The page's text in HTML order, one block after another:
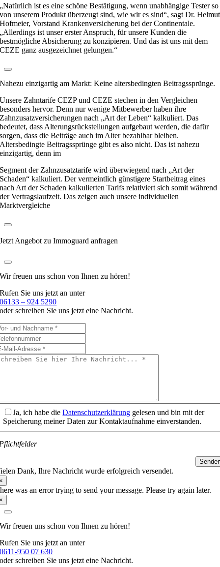
„Natürlich ist es eine schöne Bestätigung, wenn unabhängige Tester so
von unserem Produkt überzeugt sind, wie wir es sind“, sagt Dr. Helmut
Hofmeier, Vorstand Krankenversicherung bei der Continentale.
„Allerdings ist unser erster Anspruch, für unsere Kunden die
bestmögliche Absicherung zu konzipieren. Und das ist uns mit dem
CEZE ganz ausgezeichnet gelungen.“
Nahezu einzigartig am Markt: Keine altersbedingten Beitragssprünge.
Unsere Zahntarife CEZP und CEZE stechen in den Vergleichen
besonders hervor. Denn nur wenige Mitbewerber haben ihre
Zahnzusatzversicherungen nach „Art der Leben“ kalkuliert. Das
bedeutet, dass Alterungsrückstellungen aufgebaut werden, die dafür
sorgen, dass die Beiträge auch im Alter bezahlbar bleiben.
Altersbedingte Beitragssprünge gibt es also nicht. Das ist nahezu
einzigartig, denn im
Segment der Zahnzusatztarife wird überwiegend nach „Art der
Schaden“ kalkuliert. Der vermeintlich günstigere Startbeitrag eines
nach Art der Schaden kalkulierten Tarifs relativiert sich somit während
der Vertragslaufzeit. Das zeigen auch unsere individuellen
Marktvergleiche
Jetzt Angebot zu Immoguard anfragen
Wir freuen uns schonvon Ihnen zu hören!
Rufen Sie uns jetzt an unter
06133 – 924 5290
oder schreiben Sie uns jetzt eine Nachricht.
Ja, ich habe dieDatenschutzerklärung gelesen und bin mit der
Speicherung meiner Daten zur Kontaktaufnahme einverstanden.
Dank, Ihre Nachricht wurde erfolgreich versendet.
was an error trying to send your message. Please try again later.
Wir freuen uns schonvon Ihnen zu hören!
Rufen Sie uns jetzt an unter
0611-950 07 630
oder schreiben Sie uns jetzt eine Nachricht.